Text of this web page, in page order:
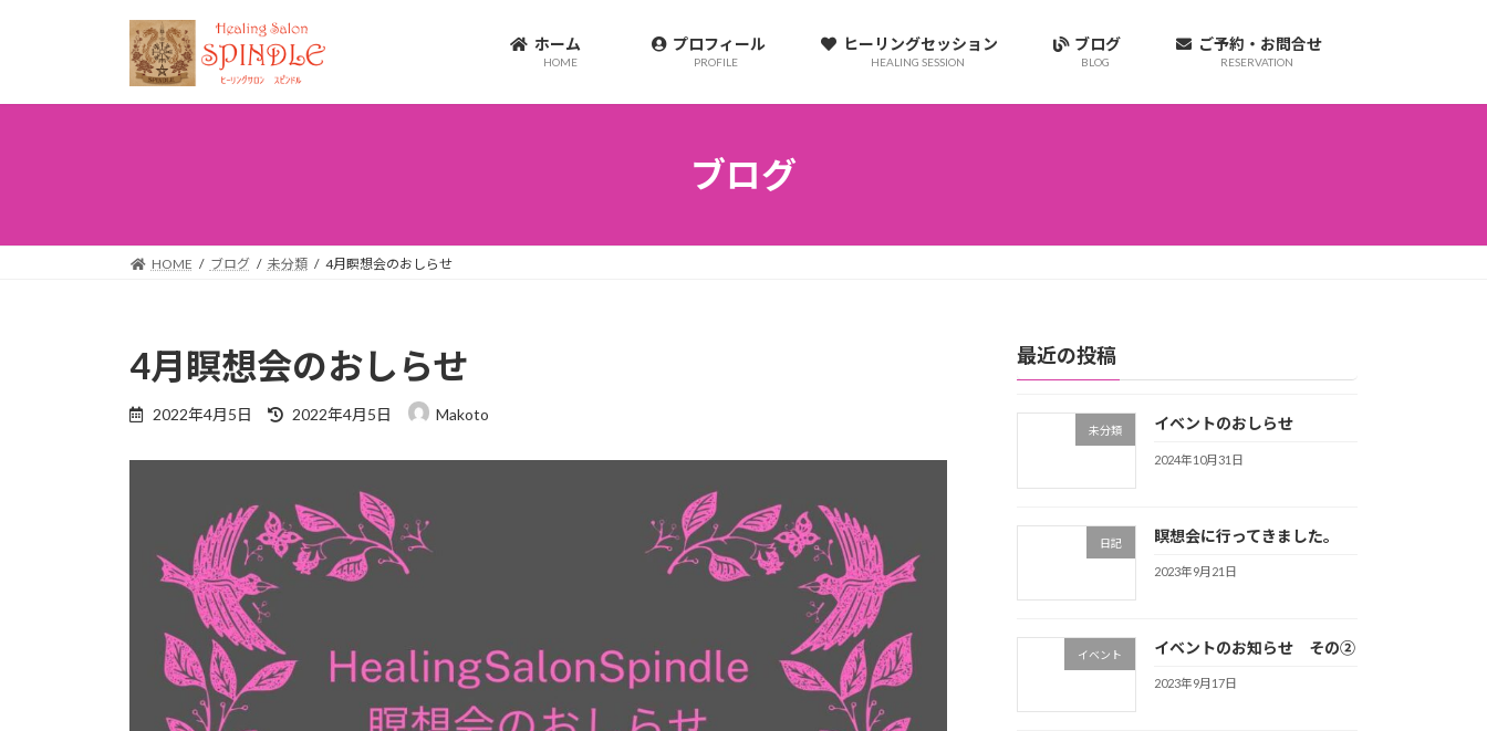
プ
動
ホーム
HOME
プロフィール
PROFILE
ヒーリングセッション
HEALING SESSION
ブログ
BLOG
ご予約・お問合せ
RESERVATION
ブログ
HOME ブログ 未分類 4月瞑想会のおしらせ
4月瞑想会のおしらせ
2022年4月5日
最
時
:
2022年4月5日 Makoto
最近の投稿
未分類 イベントのおしらせ
2024年10月31日
日記 瞑想会に行ってきました。
2023年9月21日
イベント イベントのお知らせ その②
2023年9月17日